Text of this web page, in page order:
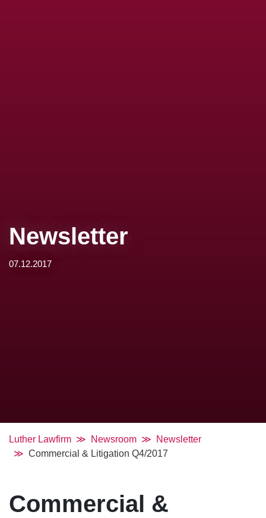
Newsletter
07.12.2017
Luther Lawfirm Newsroom
Newsletter
Commercial & Litigation Q4/2017
Commercial &